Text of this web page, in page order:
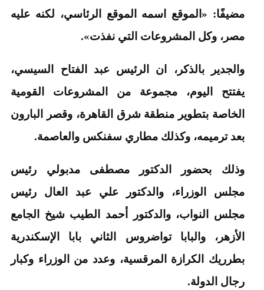
مضيفًا: «الموقع اسمه الموقع الرئاسي، لكنه عليه
مصر، وكل المشروعات التي نفذت».
والجدير بالذكر، ان الرئيس عبد الفتاح السيسي،
يفتتح اليوم، مجموعة من المشروعات القومية
الخاصة بتطوير منطقة شرق القاهرة، وقصر البارون
بعد ترميمه، وكذلك مطاري سفنكس والعاصمة.
وذلك بحضور الدكتور مصطفى مدبولي رئيس
مجلس الوزراء، والدكتور علي عبد العال رئيس
مجلس النواب، والدكتور أحمد الطيب شيخ الجامع
الأزهر، والبابا تواضروس الثاني بابا الإسكندرية
بطرريك الكرازة المرقسية، وعدد من الوزراء وكبار
رجال الدولة.